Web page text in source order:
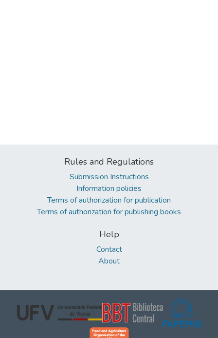
Rules and Regulations
Submission Instructions
Information policies
Terms of authorization for publication
Terms of authorization for publishing books
Help
Contact
About